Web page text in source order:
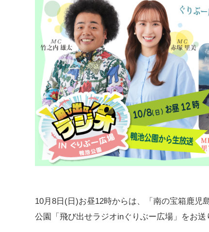
10月8日(日)お昼12時からは、「南の宝箱鹿児
公園「飛び出せラジオinぐりぶー広場」をお送